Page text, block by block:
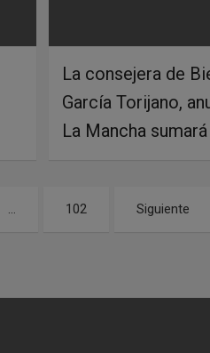
La consejera de
García Torijano,
La Mancha
… 102 Siguiente